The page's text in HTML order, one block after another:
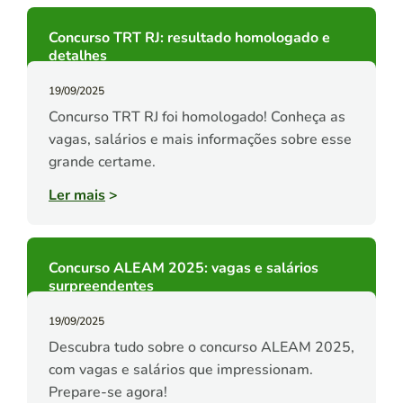
Concurso TRT RJ: resultado homologado e
detalhes
19/09/2025
Concurso TRT RJ foi homologado! Conheça as
vagas, salários e mais informações sobre esse
grande certame.
Ler mais>
Concurso ALEAM 2025: vagas e salários
surpreendentes
19/09/2025
Descubra tudo sobre o concurso ALEAM 2025,
com vagas e salários que impressionam.
Prepare-se agora!